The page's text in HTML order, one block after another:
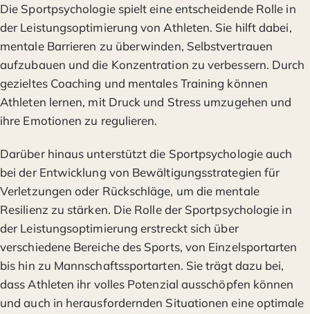
Die Sportpsychologie spielt eine entscheidende Rolle in
der Leistungsoptimierung von Athleten. Sie hilft dabei,
mentale Barrieren zu überwinden, Selbstvertrauen
aufzubauen und die Konzentration zu verbessern. Durch
gezieltes Coaching und mentales Training können
Athleten lernen, mit Druck und Stress umzugehen und
ihre Emotionen zu regulieren.
Darüber hinaus unterstützt die Sportpsychologie auch
bei der Entwicklung von Bewältigungsstrategien für
Verletzungen oder Rückschläge, um die mentale
Resilienz zu stärken. Die Rolle der Sportpsychologie in
der Leistungsoptimierung erstreckt sich über
verschiedene Bereiche des Sports, von Einzelsportarten
bis hin zu Mannschaftssportarten. Sie trägt dazu bei,
dass Athleten ihr volles Potenzial ausschöpfen können
und auch in herausfordernden Situationen eine optimale